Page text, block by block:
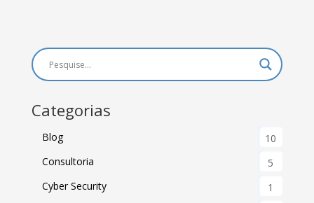
Categorias
Blog
10
Consultoria
5
Cyber Security
1